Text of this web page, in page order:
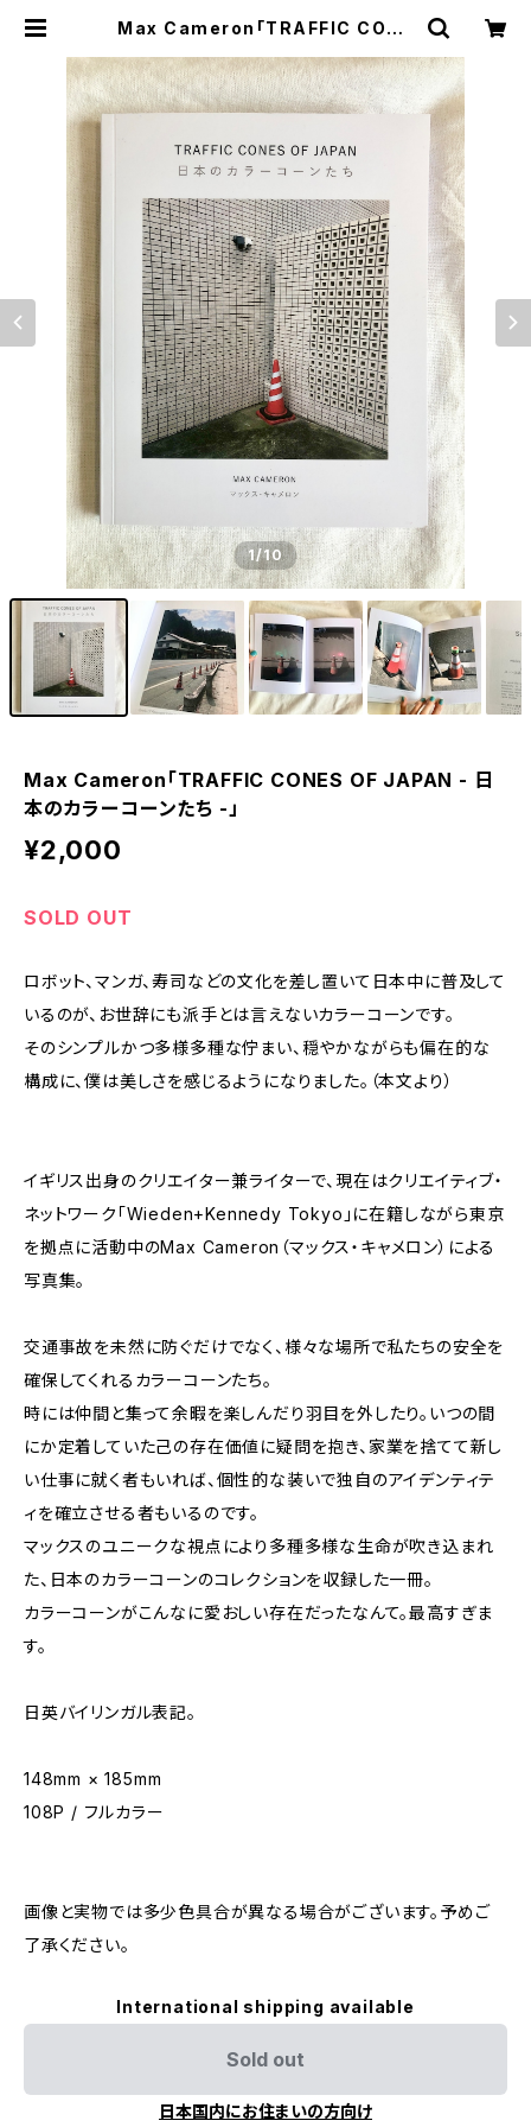
Max Cameron「TRAFFIC CONE
たち -」 | TROPE
1/10
Max Cameron「TRAFFIC CONES OF JAPAN - 日
本のカラーコーンたち -」
¥2,000
SOLD OUT
ロボット、マンガ、寿司などの文化を差し置いて日本中に普及して
いるのが、お世辞にも派手とは言えないカラーコーンです。
そのシンプルかつ多様多種な佇まい、穏やかながらも偏在的な
構成に、僕は美しさを感じるようになりました。（本文より）
イギリス出身のクリエイター兼ライターで、現在はクリエイティブ・
ネットワーク「Wieden+Kennedy Tokyo」に在籍しながら東京
を拠点に活動中のMax Cameron（マックス・キャメロン）による
写真集。
交通事故を未然に防ぐだけでなく、様々な場所で私たちの安全を
確保してくれるカラーコーンたち。
時には仲間と集って余暇を楽しんだり羽目を外したり。いつの間
にか定着していた己の存在価値に疑問を抱き、家業を捨てて新し
い仕事に就く者もいれば、個性的な装いで独自のアイデンティテ
ィを確立させる者もいるのです。
マックスのユニークな視点により多種多様な生命が吹き込まれ
た、日本のカラーコーンのコレクションを収録した一冊。
カラーコーンがこんなに愛おしい存在だったなんて。最高すぎま
す。
日英バイリンガル表記。
148mm × 185mm
108P / フルカラー
画像と実物では多少色具合が異なる場合がございます。予めご
了承ください。
International shipping available
Sold out
日本国内にお住まいの方向け